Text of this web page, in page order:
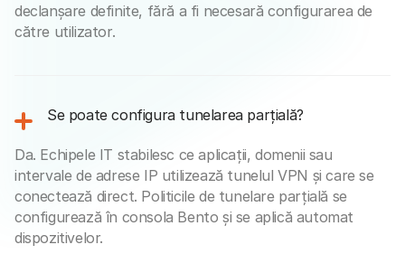
declanșare definite, fără a fi necesară configurarea de
către utilizator.
Se poate configura tunelarea parțială?
Da. Echipele IT stabilesc ce aplicații, domenii sau
intervale de adrese IP utilizează tunelul VPN și care se
conectează direct. Politicile de tunelare parțială se
configurează în consola Bento și se aplică automat
dispozitivelor.